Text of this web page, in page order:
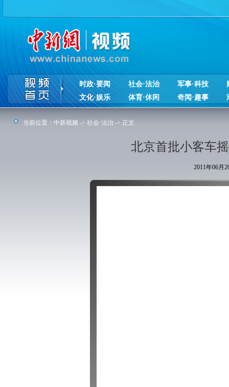
时政·要闻 社会·法治 军事·科技
文化·娱乐
体育·休闲 奇闻·趣事
当前位置： 中新视频 -> 社会·法治 -> 正文
北京首批小客车
2011年06月